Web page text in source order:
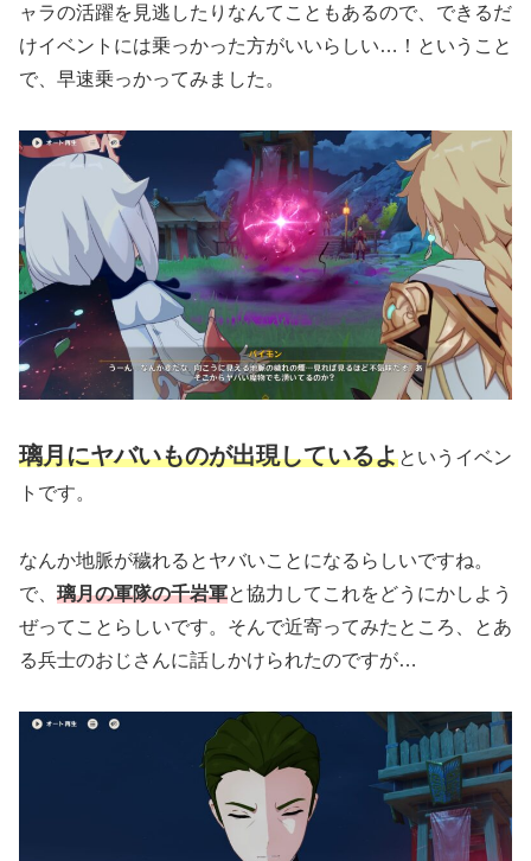
ャラの活躍を見逃したりなんてこともあるので、できるだ
けイベントには乗っかった方がいいらしい…！ということ
で、早速乗っかってみました。
璃月にヤバいものが出現しているよというイベン
トです。
なんか地脈が穢れるとヤバいことになるらしいですね。
で、 璃月の軍隊の千岩軍と協力してこれをどうにかしよう
ぜってことらしいです。そんで近寄ってみたところ、とあ
る兵士のおじさんに話しかけられたのですが…